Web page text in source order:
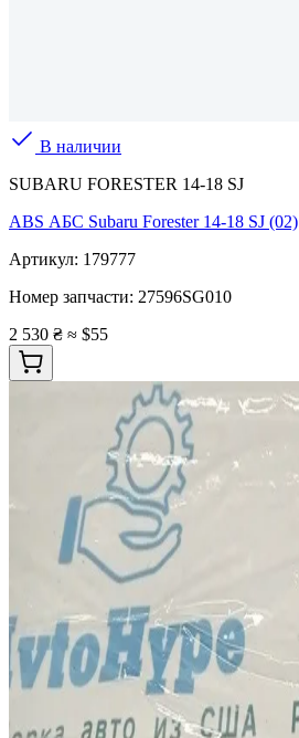
В наличии
SUBARU FORESTER 14-18 SJ
ABS АБС Subaru Forester 14-18 SJ (02)
Артикул: 179777
Номер запчасти: 27596SG010
2 530 ₴ ≈ $55